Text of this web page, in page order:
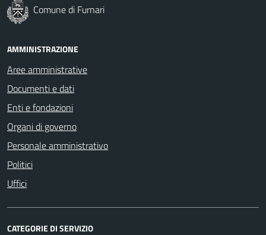
Comune di Furnari
AMMINISTRAZIONE
Aree amministrative
Documenti e dati
Enti e fondazioni
Organi di governo
Personale amministrativo
Politici
Uffici
CATEGORIE DI SERVIZIO